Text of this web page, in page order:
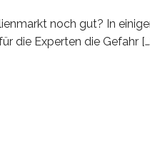
noch gut? In
die Experten die Gefahr